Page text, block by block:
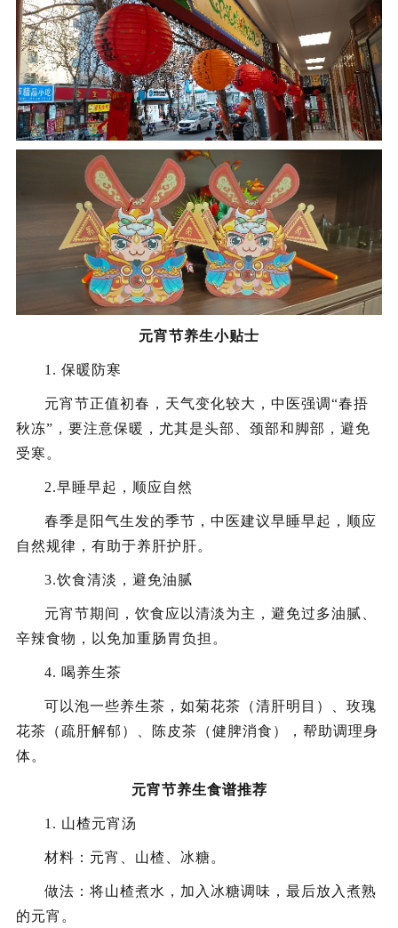
元宵节养生小贴士
1. 保暖防寒
元宵节正值初春，天气变化较大，中医强调“春捂
秋冻”，要注意保暖，尤其是头部、颈部和脚部，避免
受寒。
2.早睡早起，顺应自然
春季是阳气生发的季节，中医建议早睡早起，顺应
自然规律，有助于养肝护肝。
3.饮食清淡，避免油腻
元宵节期间，饮食应以清淡为主，避免过多油腻、
辛辣食物，以免加重肠胃负担。
4. 喝养生茶
可以泡一些养生茶，如菊花茶（清肝明目）、玫瑰
花茶（疏肝解郁）、陈皮茶（健脾消食），帮助调理身
体。
元宵节养生食谱推荐
1. 山楂元宵汤
材料：元宵、山楂、冰糖。
做法：将山楂煮水，加入冰糖调味，最后放入煮熟
的元宵。